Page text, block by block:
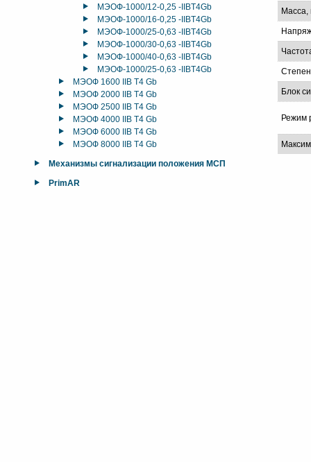
МЭОФ-1000/12-0,25 -IIBT4Gb
МЭОФ-1000/16-0,25 -IIBT4Gb
МЭОФ-1000/25-0,63 -IIBT4Gb
МЭОФ-1000/30-0,63 -IIBT4Gb
МЭОФ-1000/40-0,63 -IIBT4Gb
МЭОФ-1000/25-0,63 -IIBT4Gb
МЭОФ 1600 IIB T4 Gb
МЭОФ 2000 IIB T4 Gb
МЭОФ 2500 IIB T4 Gb
МЭОФ 4000 IIB T4 Gb
МЭОФ 6000 IIB T4 Gb
МЭОФ 8000 IIB T4 Gb
Механизмы сигнализации положения МСП
PrimAR
Масса,
Блок
Режим